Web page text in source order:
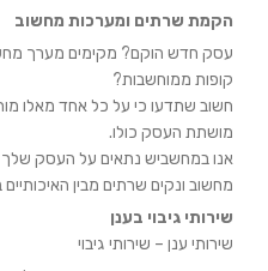
הקמת שרתים ומערכות מחשוב
עסק חדש הוקם? מקימים מערך
קופות ממוחשבות?
חשוב שתדעו כי על כל אחד מאלו
מושתת העסק כולו.
אנו במחשביש נתאים על העסק
מחשוב ונקים שרתים מבין האיכותיים
שירותי גיבוי בענן
שירותי ענן – שירותי גיבוי